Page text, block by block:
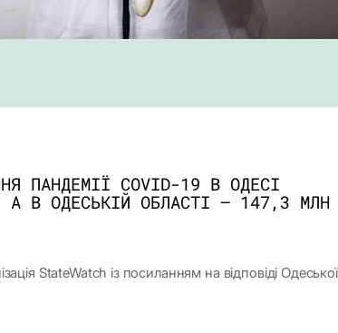
ПАНДЕМІЇ COVID-19 В ОДЕСІ
В ОДЕСЬКІЙ ОБЛАСТІ – 147,3 МЛН
StateWatch із посиланням на відповіді Одеської